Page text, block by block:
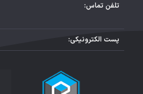
تلفن تماس:
پست الکترونیکی: